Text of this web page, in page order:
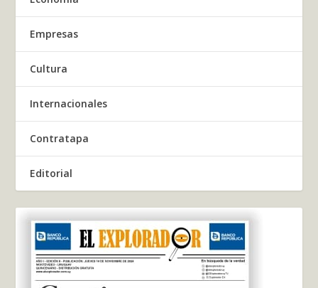
Empresas
Cultura
Internacionales
Contratapa
Editorial